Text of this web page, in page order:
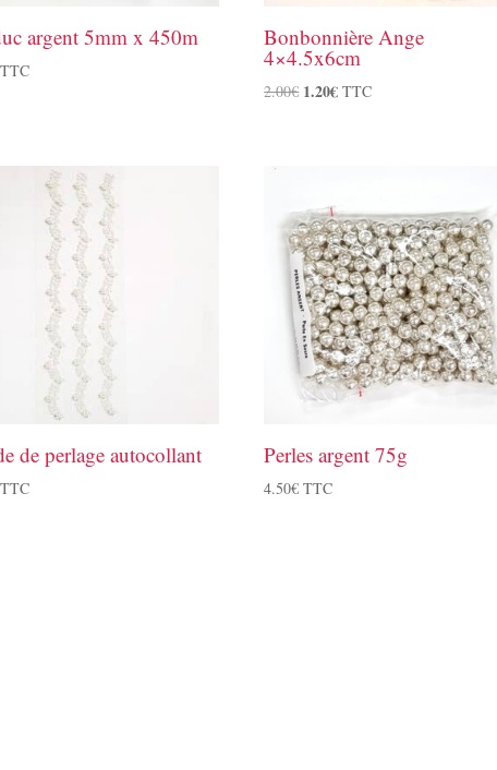
argent 5mm x 450m
TTC
Bonbonnière Ange
4×4.5x6cm
2.00€ Le
1.20€Le
TTC
de perlage autocollant
TTC
Perles argent 75g
4.50€ TTC